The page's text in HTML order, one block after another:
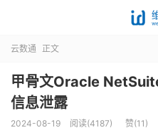
云数通 正文
甲骨文Oracle
信息泄露
2024-08-19 阅读(4187) 赞(11 )